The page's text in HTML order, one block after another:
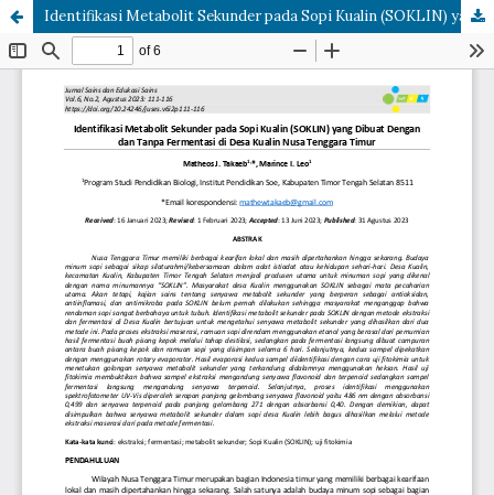
Identifikasi Metabolit Sekunder pada Sopi Kualin (SOKLIN) yang Dibuat Dengan dan Tanpa Fermentasi di Desa Kualin Nusa Tenggara Timur